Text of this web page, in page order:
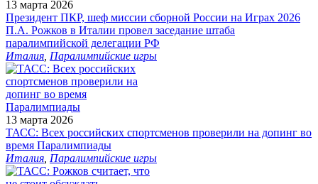
13 марта 2026
Президент ПКР, шеф миссии сборной России на Играх 2026
П.А. Рожков в Италии провел заседание штаба
паралимпийской делегации РФ
Италия Паралимпийские игры
13 марта 2026
ТАСС: Всех российских спортсменов проверили на допинг во
время Паралимпиады
Италия Паралимпийские игры